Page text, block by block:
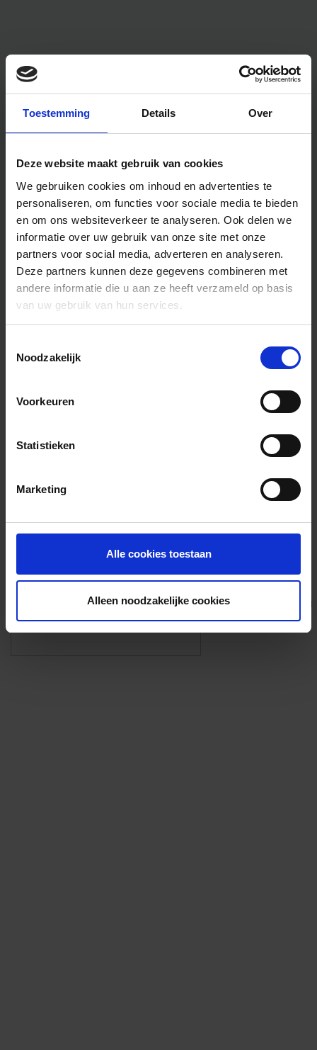
Toestemming Details Over
Deze website maakt gebruik van cookies
We gebruiken cookies om inhoud en advertenties te
personaliseren, om functies voor sociale media te bieden
en om ons websiteverkeer te analyseren. Ook delen we
informatie over uw gebruik van onze site met onze
partners voor social media, adverteren en analyseren.
Deze partners kunnen deze gegevens combineren met
andere informatie die u aan ze heeft verzameld op basis
van uw gebruik van hun services.
Noodzakelijk
Voorkeuren
Statistieken
Marketing
Alle cookies toestaan
Alleen noodzakelijke cookies
Algemene informatie
Foto’s ({{photos.length}})
Eigen foto’s